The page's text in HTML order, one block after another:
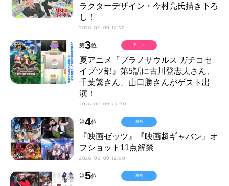
ラクターデザイン・今村亮氏描き下ろ
し！
2026-08-09 12:50
第3位
夏アニメ『プラノサウルス ガチコセ
イブツ部』第5話に古川登志夫さん、
千葉繁さん、山口勝さんがゲスト出
演！
2026-08-09 07:30
アニメ
第4位
『映画ゼッツ』『映画超ギャバン』オ
フショット11点解禁
2026-08-09 12:00
映画
第5位 映画